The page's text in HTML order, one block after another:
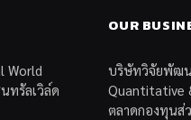
World
ทรัลเวิล์ด
OUR
บริษัทวิจัยพัฒน
Quantitative
ตลาดกองทุนส่